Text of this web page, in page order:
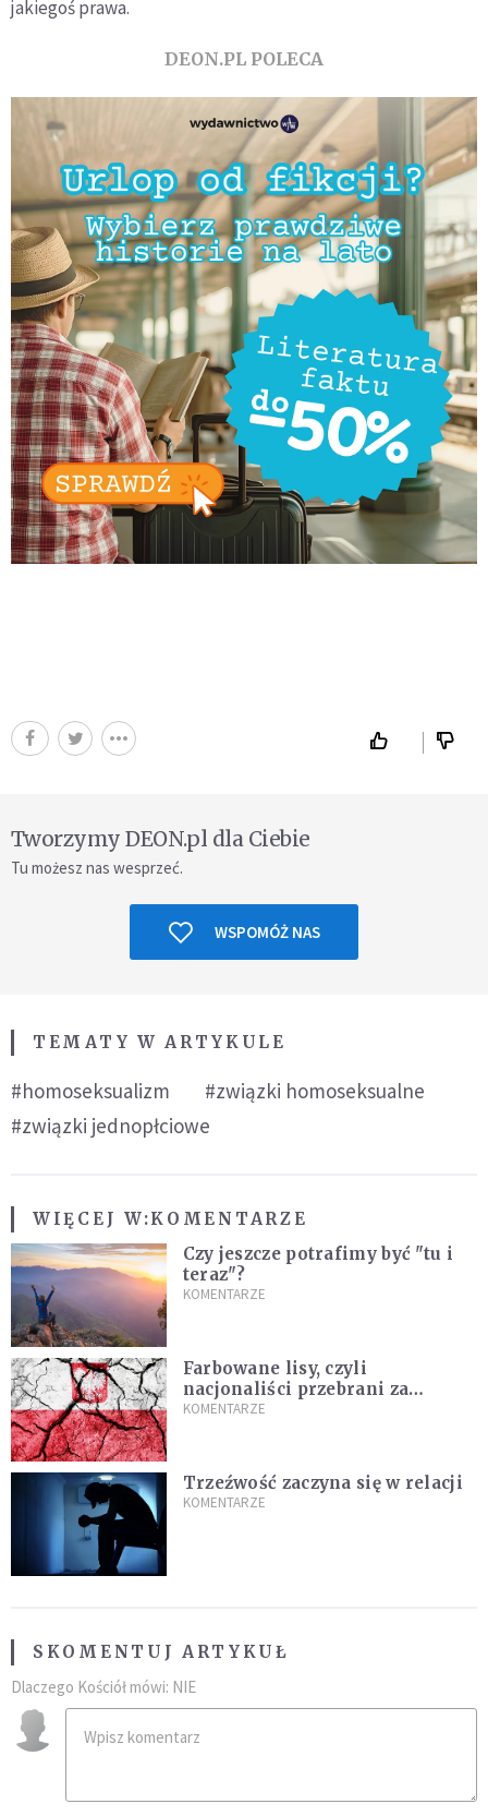
jakiegoś prawa.
DEON.PL POLECA
Tworzymy DEON.pl dla Ciebie
Tu możesz nas wesprzeć.
WSPOMÓŻ NAS
TEMATY W ARTYKULE
#homoseksualizm
#związki homoseksualne
#związki jednopłciowe
WIĘCEJ W:KOMENTARZE
Czy jeszcze potrafimy być "tu i
teraz"?
KOMENTARZE
Farbowane lisy, czyli
nacjonaliści przebrani za
chrześcijan
KOMENTARZE
Trzeźwość zaczyna się w relacji
KOMENTARZE
SKOMENTUJ ARTYKUŁ
Dlaczego Kościół mówi: NIE